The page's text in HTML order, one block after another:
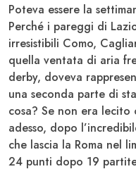
Poteva essere la
Perché i pareggi di
irresistibili Como,
quella ventata di aria
derby, doveva
una seconda parte di
cosa? Se non era
adesso, dopo
che lascia la Roma nel
24 punti dopo 19